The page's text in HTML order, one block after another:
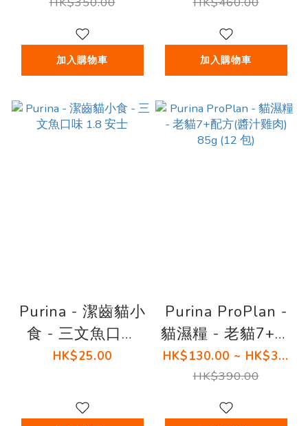
30小包)
加入購物車
糧 (6磅)
加入購物車
Purina - 潔齒貓小
食 - 三文魚口味
1.8 安士
HK$25.00
Purina ProPlan -
貓濕糧 - 老貓7+配
方(醬汁雞肉) 85g
(12 包)
HK$130.00 ~ HK$3...
HK$390.00